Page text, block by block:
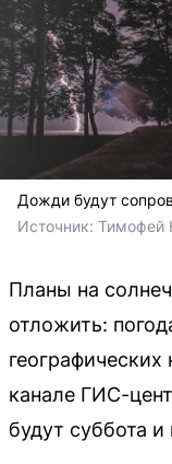
Дожди будут
Источник: Тимофей
Планы на
отложить:
канале ГИС-
будут суббота и